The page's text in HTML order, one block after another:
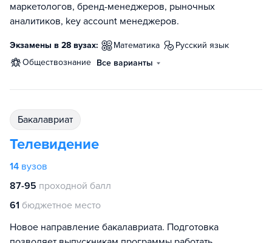
маркетологов, бренд-менеджеров, рыночных
аналитиков, key account менеджеров.
Экзамены в 28 вузах: математика
русский язык
обществознание Все варианты
бакалавриат
Телевидение
14 вузов
87-95 проходной балл
61 бюджетное место
Новое направление бакалавриата. Подготовка